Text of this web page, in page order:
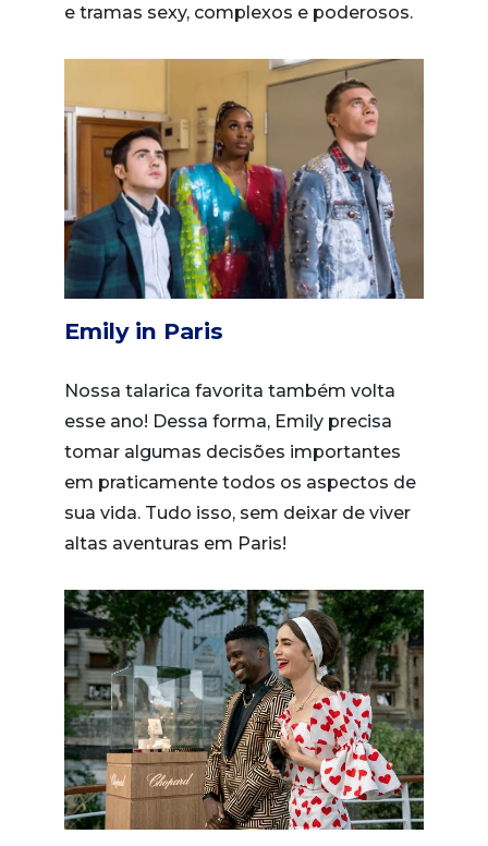
e tramas sexy, complexos e poderosos.
Emily in Paris
Nossa talarica favorita também volta
esse ano! Dessa forma, Emily precisa
tomar algumas decisões importantes
em praticamente todos os aspectos de
sua vida. Tudo isso, sem deixar de viver
altas aventuras em Paris!